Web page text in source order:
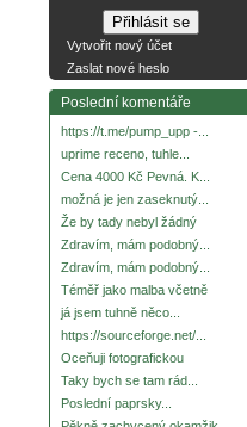
Vytvořit nový účet
Zaslat nové heslo
Poslední komentáře
https://t.me/pump_upp -...
uprime receno, tuhle...
Cena 4000 Kč Pevná. K...
možná je jen zaseknutý...
Že by tady nebyl žádný
Zdravím, mám podobný...
Zdravím, mám podobný...
Téměř jako malba včetně
já jsem tuhně něco...
https://sourceforge.net/...
Oceňuji fotografickou
Taky bych se tam rád...
Poslední paprsky...